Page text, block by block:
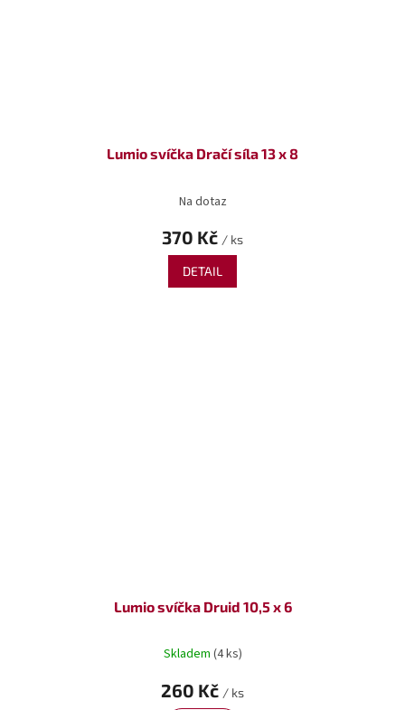
Lumio svíčka Dračí síla 13 x 8
Na dotaz
370 Kč / ks
DETAIL
Lumio svíčka Druid 10,5 x 6
Skladem (4 ks)
260 Kč / ks